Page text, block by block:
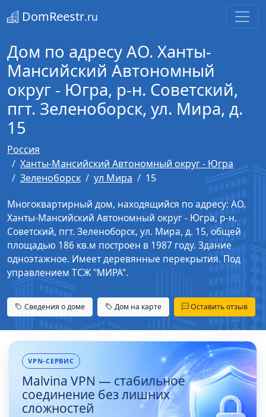
DomReestr.ru
Дом по адресу АО. Ханты-
Мансийский Автономный
округ - Югра, р-н. Советский,
пгт. Зеленоборск, ул. Мира, д.
15
Россия
Ханты-Мансийский Автономный округ - Югра
Зеленоборск
ул Мира
15
Многоквартирный дом, находящийся по адресу: АО.
Ханты-Мансийский Автономный округ - Югра, р-н.
Советский, пгт. Зеленоборск, ул. Мира, д. 15, общей
площадью 186 кв.м построен в 1987 году. Здание
одноэтажное. Имеет деревянные перекрытия. Под
управлением ТСЖ "МИРА".
Сведения о доме Дом на карте Оставить отзыв
VPN-СЕРВИС
Malvina VPN — стабильное
соединение без лишних
сложностей